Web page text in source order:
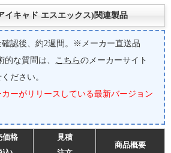
イキャド エスエックス)関連製品
認後、約2週間。※メーカー直送品
な質問は、 こちらのメーカーサイト
ださい。
ーがリリースしている最新バージョン
価格
見積
商品概要